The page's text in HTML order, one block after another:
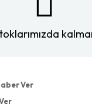
Ver